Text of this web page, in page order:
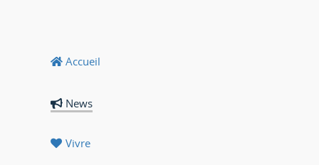
Accueil
News
Vivre